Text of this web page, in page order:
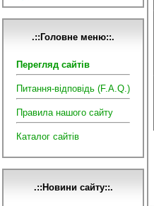
.::Головне меню::.
Перегляд сайтів
Питання-відповідь (F.A.Q.)
Правила нашого сайту
Каталог сайтів
.::Новини сайту::.